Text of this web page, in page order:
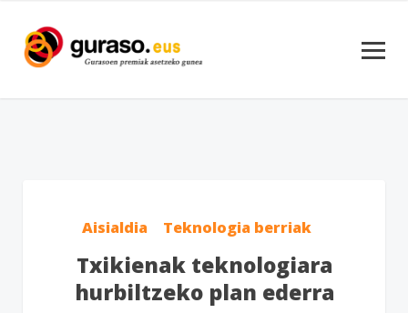
Aisialdia Teknologia berriak
Txikienak teknologiara
hurbiltzeko plan ederra